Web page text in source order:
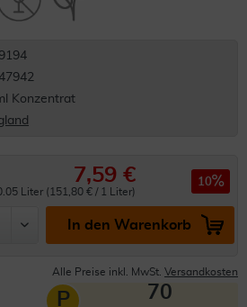
Konzentrat
7,59 €
Liter (151,80 € / 1 Liter)
10
In den Warenkorb
Alle Preise inkl. MwSt. Versandkosten
P 70